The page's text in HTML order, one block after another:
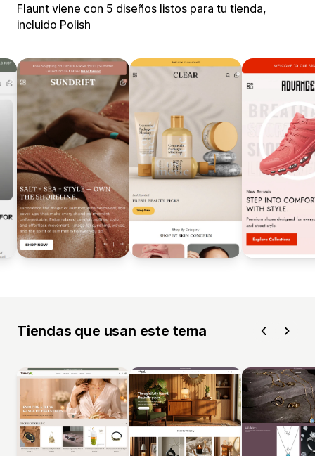
Flaunt viene con 5 diseños listos para tu tienda,
incluido Polish
Tiendas que usan este tema